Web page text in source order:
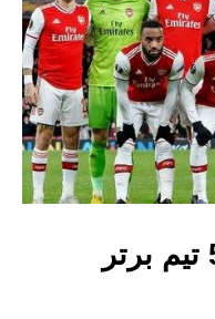
پخش زنده‌ بازی‌های 5 تیم برتر